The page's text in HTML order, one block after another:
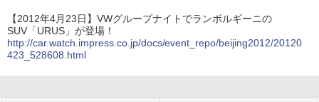
【2012年4月23日】VWグループナイトでランボルギーニの
SUV「URUS」が登場！
http://car.watch.impress.co.jp/docs/event_repo/beijing2012/20120
423_528608.html